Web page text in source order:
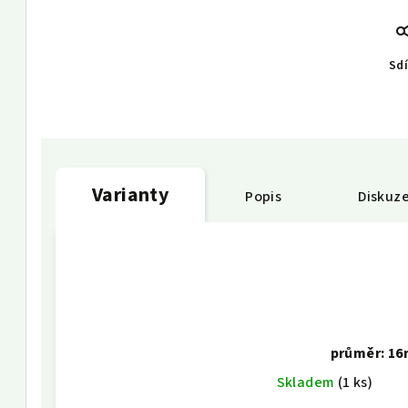
Varianty Popis
průměr:
Skladem (1 ks)